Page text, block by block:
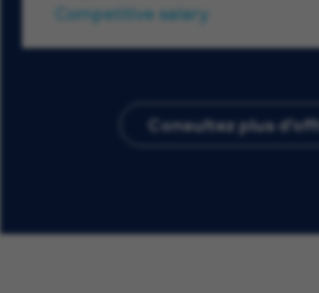
Competitive salary
Consultez plus